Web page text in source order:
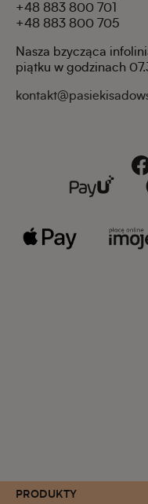
+48 883 800 701
+48 883 800 705
Nasza bzycząca
piątku w godzinach
PRODUKTY